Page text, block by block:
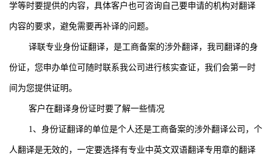
学等时要提供的内容，具体客户也可咨询自己要申请的机构对翻译
内容的要求，避免需要再补译的问题。
译联专业身份证翻译，是工商备案的涉外翻译，我司翻译的身
份证，您申办单位可随时联系我公司进行核实查证，我们会第一时
间为您提供证明。
客户在翻译身份证时要了解一些情况
1 、身份证翻译的单位是个人还是工商备案的涉外翻译公司，个
人翻译是无效的，一定要选择有专业中英文双语翻译专用章的翻译